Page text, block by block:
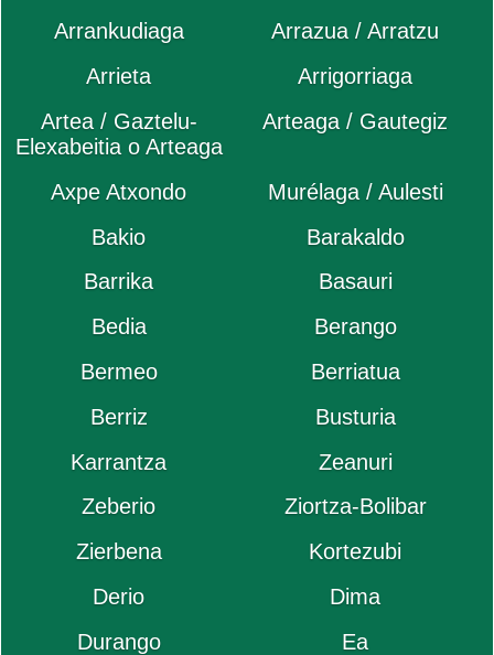
Arrankudiaga
Arrazua / Arratzu
Arrieta
Arrigorriaga
Artea / Gaztelu-
Elexabeitia o Arteaga
Arteaga / Gautegiz
Axpe Atxondo
Murélaga / Aulesti
Bakio
Barakaldo
Barrika
Basauri
Bedia
Berango
Bermeo
Berriatua
Berriz
Busturia
Karrantza
Zeanuri
Zeberio
Ziortza-Bolibar
Zierbena
Kortezubi
Derio
Dima
Durango
Ea